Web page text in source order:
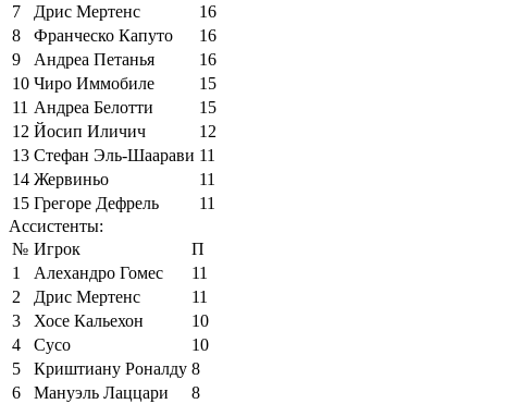
7
Дрис Мертенс
16
8
Франческо Капуто
16
9
Андреа Петанья
16
10 Чиро Иммобиле
15
11 Андреа Белотти
15
12 Йосип Иличич
12
13 Стефан Эль-Шаарави 11
14 Жервиньо
11
15 Грегоре Дефрель
11
Ассистенты:
№ Игрок
П
1
Алехандро Гомес
11
2
Дрис Мертенс
11
3
Хосе Кальехон
10
4
Сусо
10
5
Криштиану Роналду 8
6
Мануэль Лаццари
8